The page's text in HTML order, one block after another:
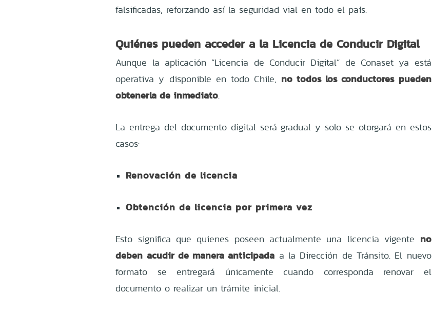
falsificadas, reforzando así la seguridad vial en todo el país.
Quiénes pueden acceder a la Licencia de Conducir Digital
Aunque la aplicación “Licencia de Conducir Digital” de Conaset ya está
operativa y disponible en todo Chile, no todos los conductores pueden
obtenerla de inmediato.
La entrega del documento digital será gradual y solo se otorgará en estos
casos:
Renovación de licencia
Obtención de licencia por primera vez
Esto significa que quienes poseen actualmente una licencia vigente no
deben acudir de manera anticipada a la Dirección de Tránsito. El nuevo
formato se entregará únicamente cuando corresponda renovar el
documento o realizar un trámite inicial.